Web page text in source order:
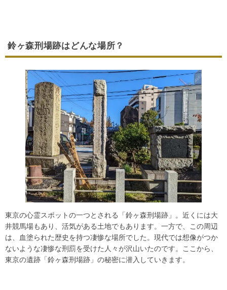
鈴ヶ森刑場跡はどんな場所？
東京の心霊スポットの一つとされる「鈴ヶ森刑場跡」。近くには大
井競馬場もあり、活気がある土地でもあります。一方で、この周辺
は、血塗られた歴史を持つ凄惨な場所でした。現代では想像がつか
ないような凄惨な刑罰を受けた人々が沢山いたのです。ここから、
東京の遺跡「鈴ヶ森刑場跡」の秘密に潜入していきます。